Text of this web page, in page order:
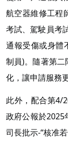
航空器維修工程
考試、駕駛員考
通報受傷或身體
制員)。隨著第
化，讓申請服務
此外，配合第4/
政府公報於2025
司長批示-“核准